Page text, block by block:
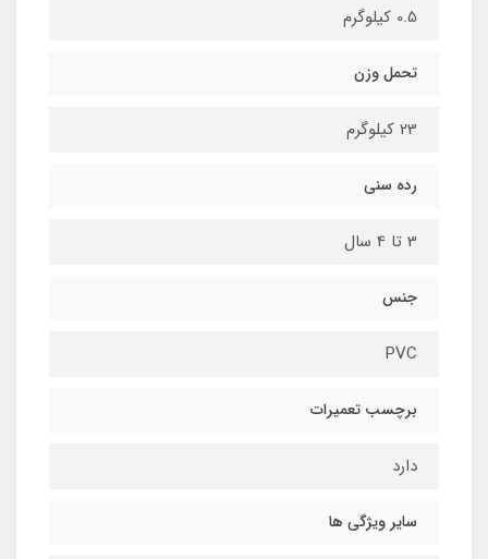
0.5 کیلوگرم
تحمل وزن
23 کیلوگرم
رده سنی
3 تا 4 سال
جنس
PVC
برچسب تعمیرات
دارد
سایر ویژگی ها